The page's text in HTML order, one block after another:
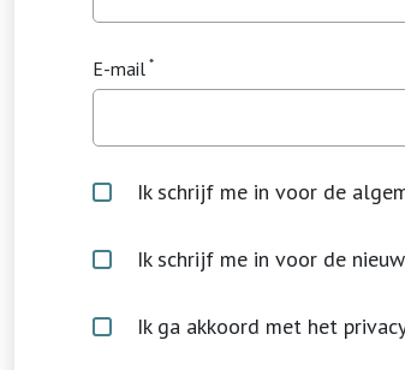
E-mail
Ik schrijf me in voor de
Ik schrijf me in voor de
Ik ga akkoord met het